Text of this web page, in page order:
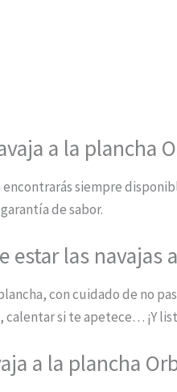
a la plancha
encontrarás siempre
de sabor.
las navajas
con cuidado de no
si te apetece… ¡Y
a la plancha